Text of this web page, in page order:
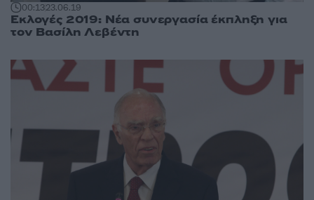
00:1323.06.19
Εκλογές 2019: Νέα συνεργασία έκπληξη για
τον Βασίλη Λεβέντη